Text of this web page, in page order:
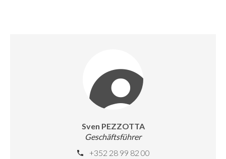
Sven PEZZOTTA
Geschäftsführer
+352 28 99 82 00